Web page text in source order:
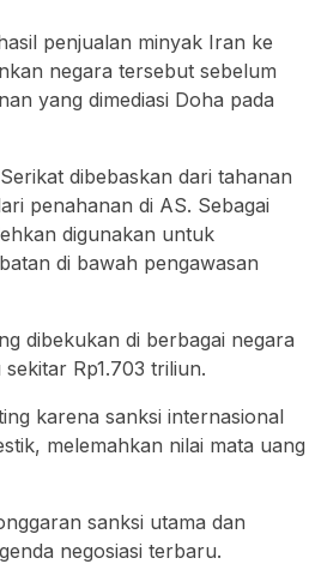
penjualan minyak Iran ke
negara tersebut sebelum
yang dimediasi Doha pada
dibebaskan dari tahanan
penahanan di AS. Sebagai
digunakan untuk
di bawah pengawasan
dibekukan di berbagai negara
Rp1.703 triliun.
karena sanksi internasional
melemahkan nilai mata uang
sanksi utama dan
negosiasi terbaru.